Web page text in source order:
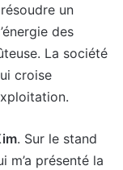
un
des
La société
croise
. Sur le stand
m’a présenté la